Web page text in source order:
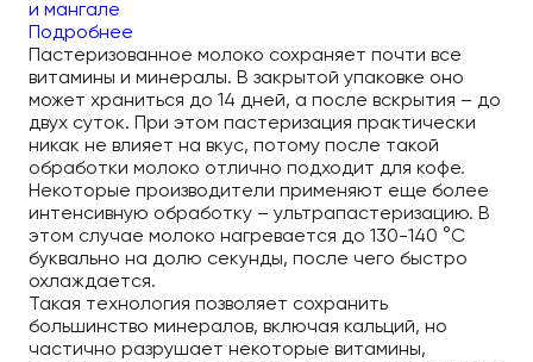
и мангале
Подробнее
Пастеризованное молоко сохраняет почти все
витамины и минералы. В закрытой упаковке оно
может храниться до 14 дней, а после вскрытия – до
двух суток. При этом пастеризация практически
никак не влияет на вкус, потому после такой
обработки молоко отлично подходит для кофе.
Некоторые производители применяют еще более
интенсивную обработку – ультрапастеризацию. В
этом случае молоко нагревается до 130-140 °C
буквально на долю секунды, после чего быстро
охлаждается.
Такая технология позволяет сохранить
большинство минералов, включая кальций, но
частично разрушает некоторые витамины,